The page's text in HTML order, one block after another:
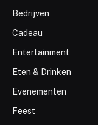
Bedrijven
Cadeau
Entertainment
Eten & Drinken
Evenementen
Feest